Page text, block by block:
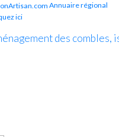
Annuaire régional
des combles,